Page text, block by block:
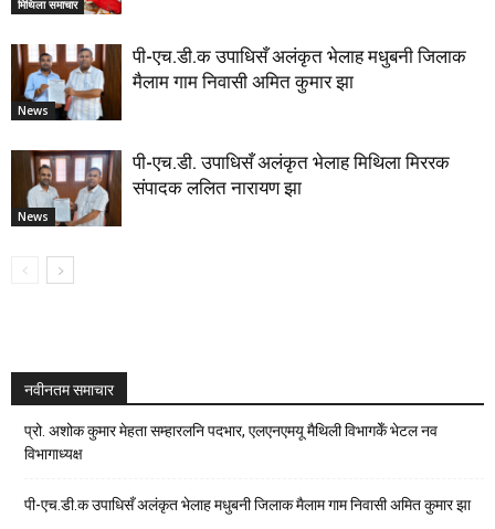
मिथिला समाचार
News
पी-एच.डी.क उपाधिसँ अलंकृत भेलाह मधुबनी जिलाक
मैलाम गाम निवासी अमित कुमार झा
News
पी-एच.डी. उपाधिसँ अलंकृत भेलाह मिथिला मिररक
संपादक ललित नारायण झा
नवीनतम समाचार
प्रो. अशोक कुमार मेहता सम्हारलनि पदभार, एलएनएमयू मैथिली विभागकेँ भेटल नव
विभागाध्यक्ष
पी-एच.डी.क उपाधिसँ अलंकृत भेलाह मधुबनी जिलाक मैलाम गाम निवासी अमित कुमार झा